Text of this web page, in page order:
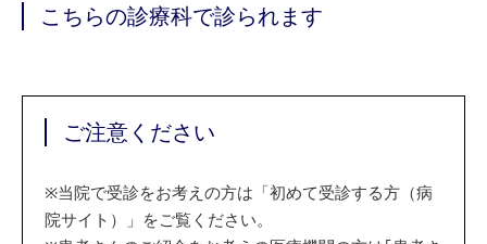
こちらの診療科で診られます
ご注意ください
※当院で受診をお考えの方は「初めて受診する方（病
院サイト）」をご覧ください。